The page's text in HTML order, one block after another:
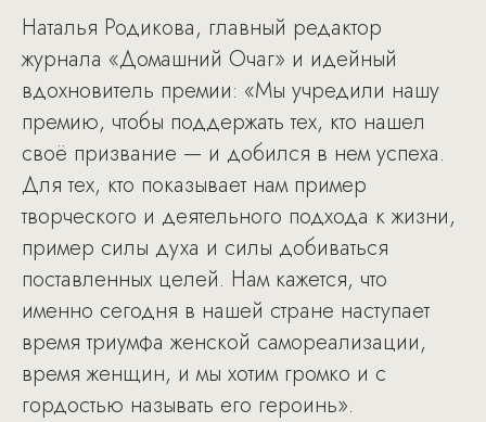
Наталья Родикова, главный редактор
журнала «Домашний Очаг» и идейный
вдохновитель премии: «Мы учредили нашу
премию, чтобы поддержать тех, кто нашел
своё призвание — и добился в нем успеха.
Для тех, кто показывает нам пример
творческого и деятельного подхода к жизни,
пример силы духа и силы добиваться
поставленных целей. Нам кажется, что
именно сегодня в нашей стране наступает
время триумфа женской самореализации,
время женщин, и мы хотим громко и с
гордостью называть его героинь».